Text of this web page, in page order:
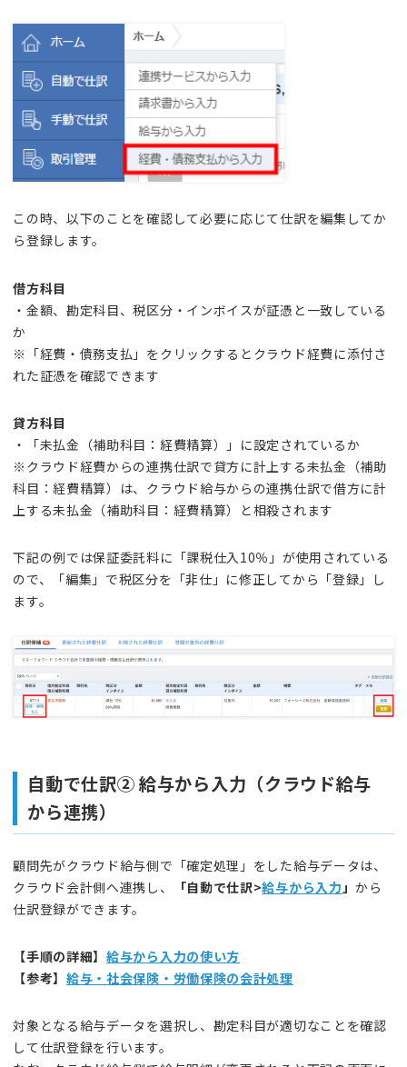
この時、以下のことを確認して必要に応じて仕訳を編集してか
ら登録します。
借方科目
・金額、勘定科目、税区分・インボイスが証憑と一致している
か
※「経費・債務支払」をクリックするとクラウド経費に添付さ
れた証憑を確認できます
貸方科目
・「未払金（補助科目：経費精算）」に設定されているか
※クラウド経費からの連携仕訳で貸方に計上する未払金（補助
科目：経費精算）は、クラウド給与からの連携仕訳で借方に計
上する未払金（補助科目：経費精算）と相殺されます
下記の例では保証委託料に「課税仕入10％」が使用されている
ので、「編集」で税区分を「非仕」に修正してから「登録」し
ます。
自動で仕訳② 給与から入力（クラウド給与
から連携）
顧問先がクラウド給与側で「確定処理」をした給与データは、
クラウド会計側へ連携し、
「自動で仕訳>給与から入力 」から
仕訳登録ができます。
【手順の詳細】給与から入力の使い方
【参考】 給与・社会保険・労働保険の会計処理
対象となる給与データを選択し、勘定科目が適切なことを確認
して仕訳登録を行います。